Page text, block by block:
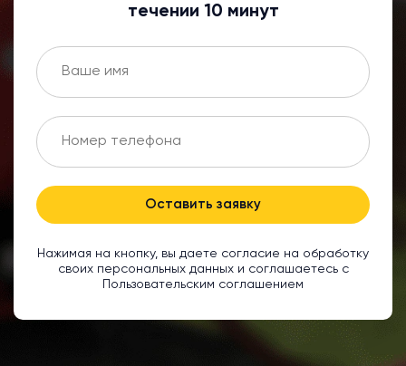
течении 10 минут
Оставить заявку
Нажимая на кнопку, вы даете согласие на обработку
своих персональных данных и соглашаетесь с
Пользовательским соглашением